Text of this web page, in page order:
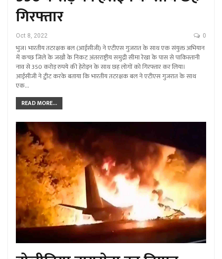
गिरफ्तार
Oct 8, 2022 0
भुज। भारतीय तटरक्षक बल (आईसीजी) ने एटीएस गुजरात के साथ एक संयुक्त अभियान
में कच्छ जिले के जखौ के निकट अंतरराष्ट्रीय समुद्री सीमा रेखा के पास से पाकिस्तानी
नाव से 350 करोड़ रुपये की हेरोइन के साथ छह लोगों को गिरफ्तार कर लिया।
आईसीजी ने ट्वीट करके बताया कि भारतीय तटरक्षक बल ने एटीएस गुजरात के साथ
एक…
READ MORE...